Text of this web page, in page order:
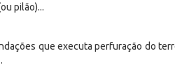
pilão)...
que executa perfuração do